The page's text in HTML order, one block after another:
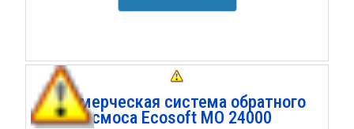
Коммерческая система обратного
осмоса Ecosoft MO 24000